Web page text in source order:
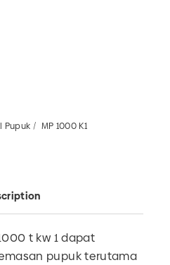
Pupuk MP 1000 K1
t kw 1dapat
pupuk terutama